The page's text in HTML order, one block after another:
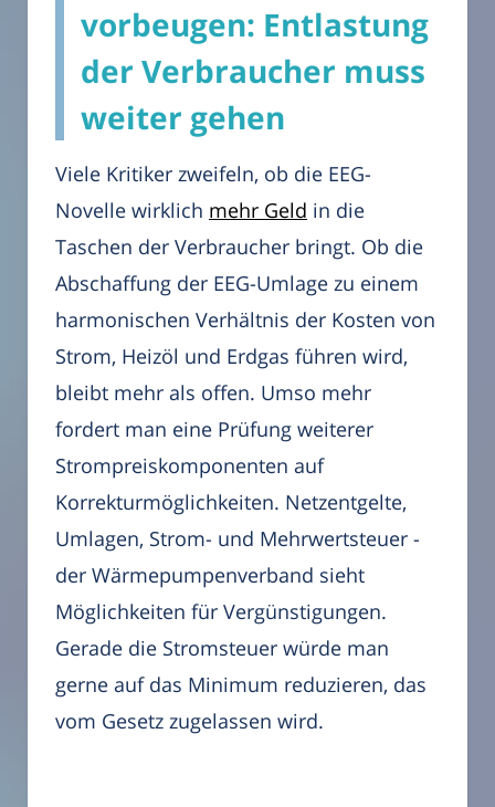
vorbeugen: Entlastung
der Verbraucher muss
weiter gehen
Viele Kritiker zweifeln, ob die EEG-
Novelle wirklich mehr Geld in die
Taschen der Verbraucher bringt. Ob die
Abschaffung der EEG-Umlage zu einem
harmonischen Verhältnis der Kosten von
Strom, Heizöl und Erdgas führen wird,
bleibt mehr als offen. Umso mehr
fordert man eine Prüfung weiterer
Strompreiskomponenten auf
Korrekturmöglichkeiten. Netzentgelte,
Umlagen, Strom- und Mehrwertsteuer -
der Wärmepumpenverband sieht
Möglichkeiten für Vergünstigungen.
Gerade die Stromsteuer würde man
gerne auf das Minimum reduzieren, das
vom Gesetz zugelassen wird.